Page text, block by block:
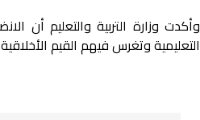
وأكدت وزارة التربية والتعليم أن
التعليمية وتغرس فيهم القيم